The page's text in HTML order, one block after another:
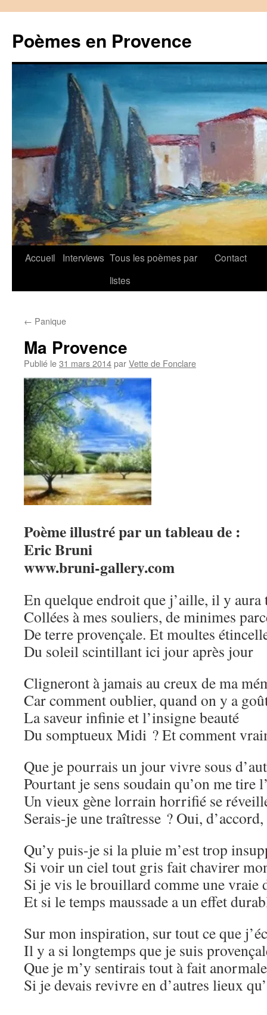
contenu
Poèmes en Provence
Accueil Interviews Tous les poèmes par
listes
Contact
← Panique
Ma Provence
Publié le31 mars 2014parVette de Fonclare
Poème illustré par un tableau de :
Eric Bruni
www.bruni-gallery.com
En quelque endroit que j’aille, il y aura
Collées à mes souliers, de minimes
De terre provençale. Et moultes
Du soleil scintillant ici jour après jour
Cligneront à jamais au creux de ma
Car comment oublier, quand on y a
La saveur infinie et l’insigne beauté
Du somptueux Midi ? Et comment
Que je pourrais un jour vivre sous
Pourtant je sens soudain qu’on me tire
Un vieux gène lorrain horrifié se
Serais-je une traîtresse ? Oui,
Qu’y puis-je si la pluie m’est trop
Si voir un ciel tout gris fait chavirer
Si je vis le brouillard comme une vraie
Et si le temps maussade a un effet
Sur mon inspiration, sur tout ce que
Il y a si longtemps que je suis
Que je m’y sentirais tout à fait anormale
Si je devais revivre en d’autres lieux